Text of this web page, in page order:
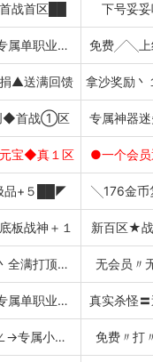
战首区██ 下号妥
神器专属单职业超变中变迷失 免费╱╲上
▲送满回馈
◆首战①区 专属神器
宝◆真１区 ●一个会
品+５██◤ ╲176金
板战神＋１ 新百区★
免费丶全满打顶赞▂▃▅▇ 无会员〃
神器专属单职业超变中变迷失 真实杀怪
免费∠→专属小极品 免费〃打